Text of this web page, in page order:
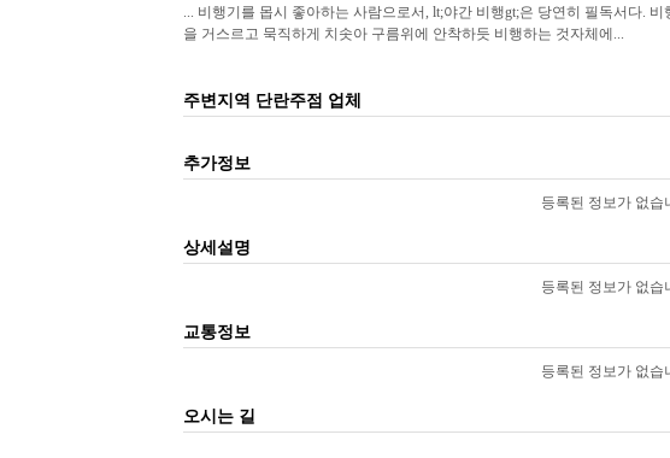
... 비행기를 몹시 좋아하는 사람으로서, lt;야간 비행gt;은 당연히 필독서다.
을 거스르고 묵직하게 치솟아 구름위에 안착하듯 비행하는 것자체에...
주변지역 단란주점 업체
추가정보
등록된 정보가 없습
상세설명
등록된 정보가 없습
교통정보
등록된 정보가 없습
오시는 길